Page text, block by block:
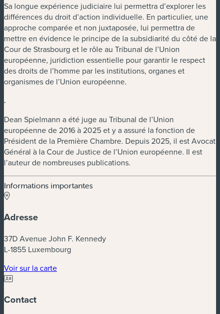
Sa longue expérience judiciaire lui permettra d’explorer les
différences du droit d’action individuelle. En particulier, une
approche comparée et non juxtaposée, lui permettra de
mettre en évidence le principe de la subsidiarité du côté de la
Cour de Strasbourg et le rôle au Tribunal de l’Union
européenne, juridiction essentielle pour garantir le respect
des droits de l’homme par les institutions, organes et
organismes de l’Union européenne.
.
Dean Spielmann a été juge au Tribunal de l’Union
européenne de 2016 à 2025 et y a assuré la fonction de
Président de la Première Chambre. Depuis 2025, il est Avocat
Général à la Cour de Justice de l’Union européenne. Il est
l’auteur de nombreuses publications.
Informations importantes
Adresse
37D Avenue John F. Kennedy
L-1855 Luxembourg
Voir sur la carte(nouvelle fenêtre)
Contact